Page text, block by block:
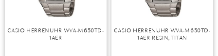
CASIO HERRENUHR WVA-M650TD-
1AER
CASIO HERRENUHR WVA-M650TD-
1AER RESIN, TITAN